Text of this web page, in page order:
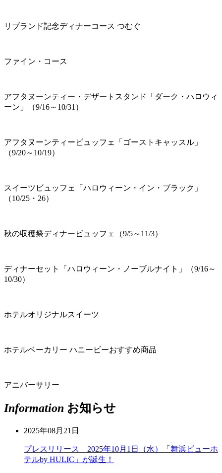
リブランド記念ディナーコース つむぐ
ファイン・コース
アフタヌーンティー・デザートスタンド「ダーク・ハロウィ
ーン」（9/16～10/31）
アフタヌーンティービュッフェ「ゴーストキャッスル」
（9/20～10/19）
スイーツビュッフェ「ハロウィーン・イン・ブラック」
（10/25・26）
秋の収穫祭ディナービュッフェ（9/5～11/3）
ディナーセット「ハロウィーン・ノーブルナイト」（9/16～
10/30）
ホテルオリジナルスイーツ
ホテルベーカリー ハニービーおすすめ商品
アニバーサリー
Information お知らせ
2025年08月21日
プレスリリース 2025年10月1日（水）「舞浜ビューホ
テルby HULIC」が誕生！